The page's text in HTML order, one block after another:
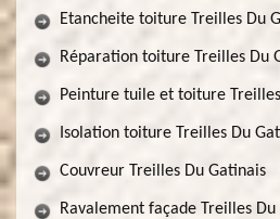
Etancheite toiture Treilles Du
Réparation toiture Treilles Du
Peinture tuile et toiture
Isolation toiture Treilles Du
Couvreur Treilles Du Gatinais
Ravalement façade Treilles Du